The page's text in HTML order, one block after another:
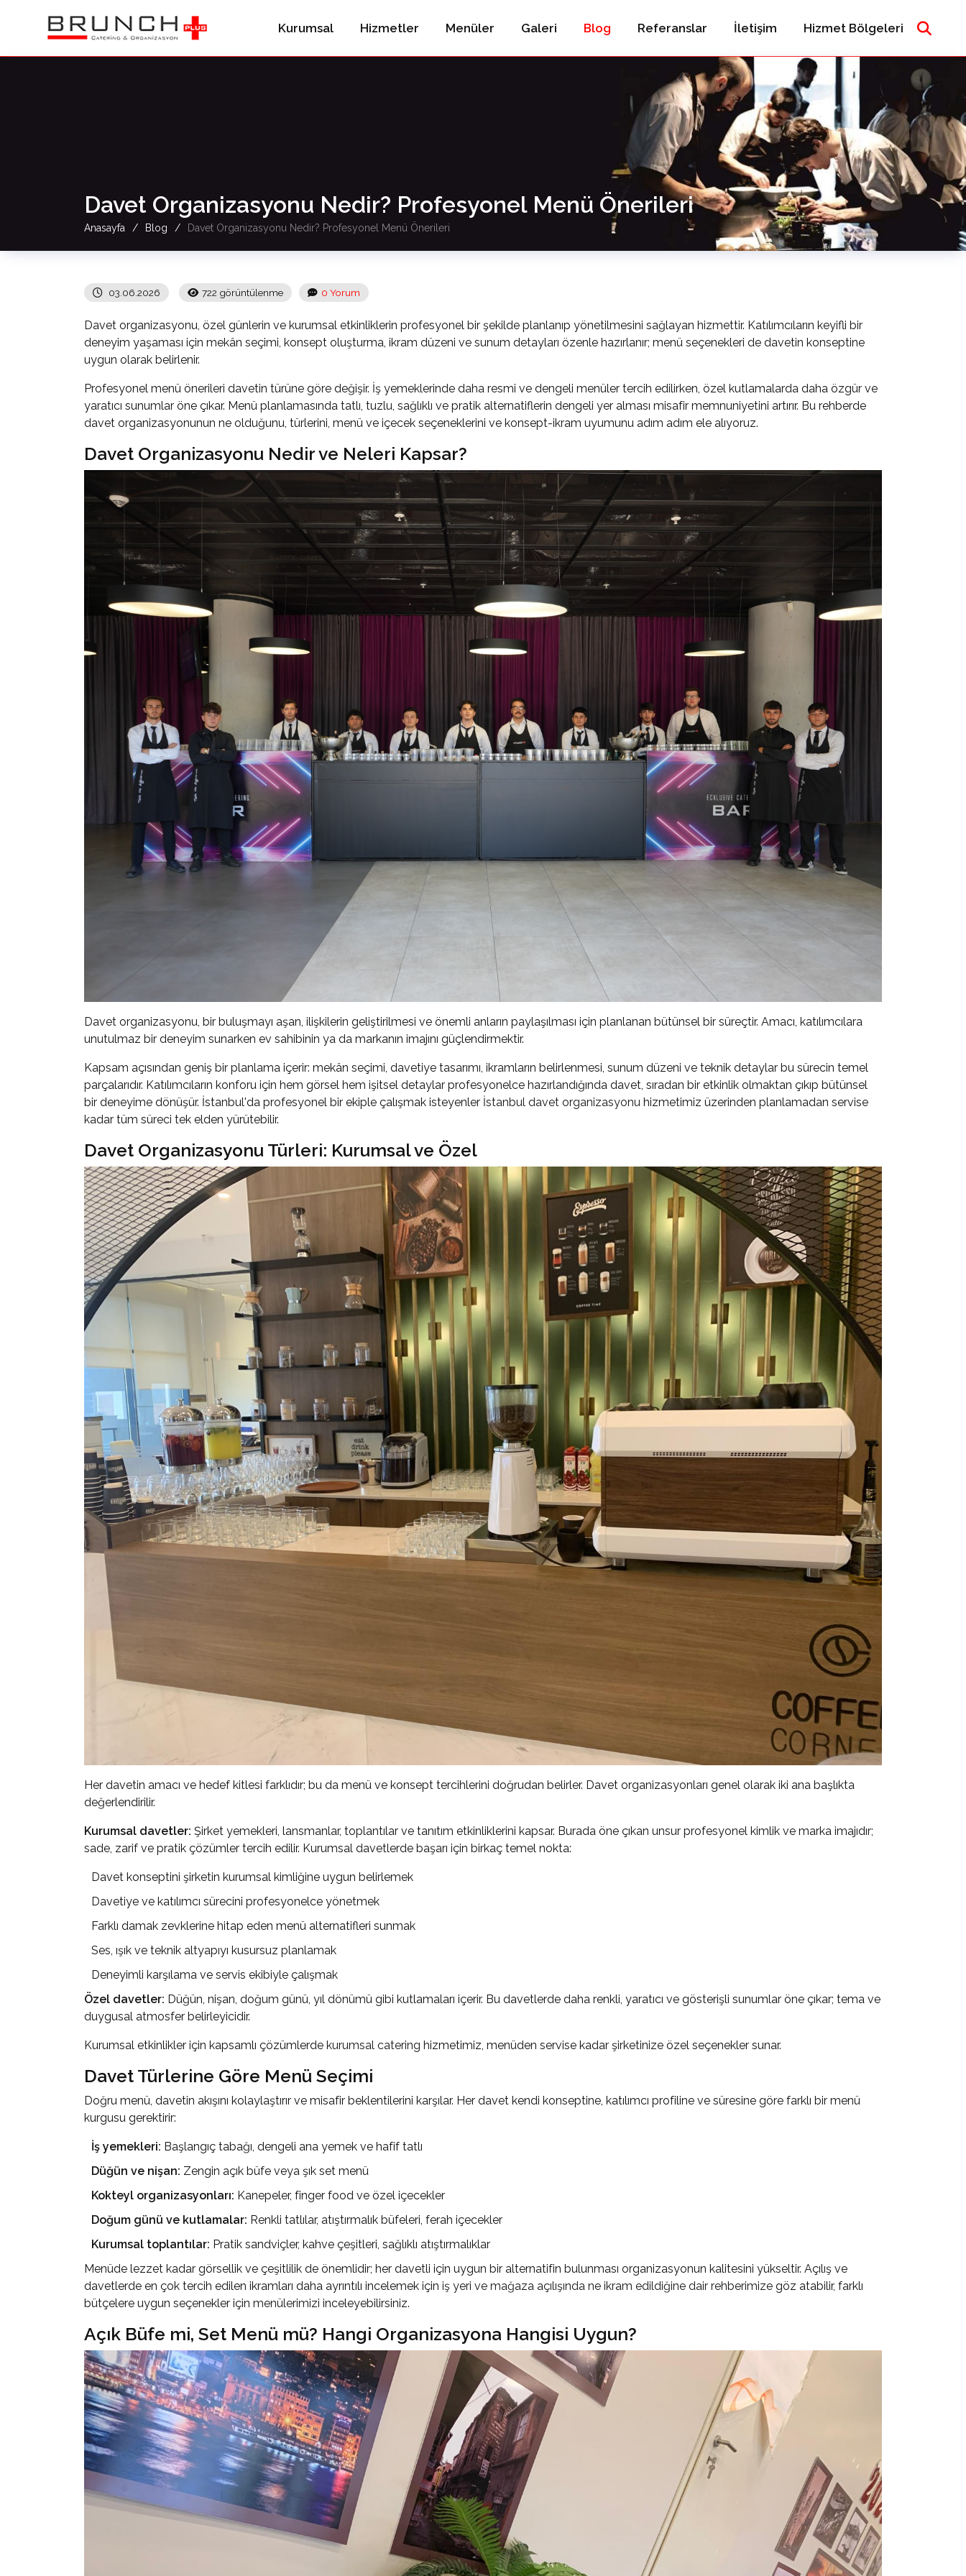
Kurumsal Hizmetler Menüler Galeri Blog Referanslar İletişim Hizmet Bölgeleri
Davet Organizasyonu Nedir? Profesyonel Menü Önerileri
Anasayfa Blog Davet Organizasyonu Nedir? Profesyonel Menü Önerileri
03.06.2026 722 görüntülenme 0 Yorum
Davet organizasyonu, özel günlerin ve kurumsal etkinliklerin profesyonel bir şekilde planlanıp yönetilmesini sağlayan hizmettir. Katılımcıların keyifli bir
deneyim yaşaması için mekân seçimi, konsept oluşturma, ikram düzeni ve sunum detayları özenle hazırlanır; menü seçenekleri de davetin konseptine
uygun olarak belirlenir.
Profesyonel menü önerileri davetin türüne göre değişir. İş yemeklerinde daha resmi ve dengeli menüler tercih edilirken, özel kutlamalarda daha özgür ve
yaratıcı sunumlar öne çıkar. Menü planlamasında tatlı, tuzlu, sağlıklı ve pratik alternatiflerin dengeli yer alması misafir memnuniyetini artırır. Bu rehberde
davet organizasyonunun ne olduğunu, türlerini, menü ve içecek seçeneklerini ve konsept-ikram uyumunu adım adım ele alıyoruz.
Davet Organizasyonu Nedir ve Neleri Kapsar?
Davet organizasyonu, bir buluşmayı aşan, ilişkilerin geliştirilmesi ve önemli anların paylaşılması için planlanan bütünsel bir süreçtir. Amacı, katılımcılara
unutulmaz bir deneyim sunarken ev sahibinin ya da markanın imajını güçlendirmektir.
Kapsam açısından geniş bir planlama içerir: mekân seçimi, davetiye tasarımı, ikramların belirlenmesi, sunum düzeni ve teknik detaylar bu sürecin temel
parçalarıdır. Katılımcıların konforu için hem görsel hem işitsel detaylar profesyonelce hazırlandığında davet, sıradan bir etkinlik olmaktan çıkıp bütünsel
bir deneyime dönüşür. İstanbul'da profesyonel bir ekiple çalışmak isteyenler İstanbul davet organizasyonu hizmetimiz üzerinden planlamadan servise
kadar tüm süreci tek elden yürütebilir.
Davet Organizasyonu Türleri: Kurumsal ve Özel
Her davetin amacı ve hedef kitlesi farklıdır; bu da menü ve konsept tercihlerini doğrudan belirler. Davet organizasyonları genel olarak iki ana başlıkta
değerlendirilir.
Kurumsal davetler: Şirket yemekleri, lansmanlar, toplantılar ve tanıtım etkinliklerini kapsar. Burada öne çıkan unsur profesyonel kimlik ve marka imajıdır;
sade, zarif ve pratik çözümler tercih edilir. Kurumsal davetlerde başarı için birkaç temel nokta:
Davet konseptini şirketin kurumsal kimliğine uygun belirlemek
Davetiye ve katılımcı sürecini profesyonelce yönetmek
Farklı damak zevklerine hitap eden menü alternatifleri sunmak
Ses, ışık ve teknik altyapıyı kusursuz planlamak
Deneyimli karşılama ve servis ekibiyle çalışmak
Özel davetler: Düğün, nişan, doğum günü, yıl dönümü gibi kutlamaları içerir. Bu davetlerde daha renkli, yaratıcı ve gösterişli sunumlar öne çıkar; tema ve
duygusal atmosfer belirleyicidir.
Kurumsal etkinlikler için kapsamlı çözümlerde kurumsal catering hizmetimiz, menüden servise kadar şirketinize özel seçenekler sunar.
Davet Türlerine Göre Menü Seçimi
Doğru menü, davetin akışını kolaylaştırır ve misafir beklentilerini karşılar. Her davet kendi konseptine, katılımcı profiline ve süresine göre farklı bir menü
kurgusu gerektirir:
İş yemekleri: Başlangıç tabağı, dengeli ana yemek ve hafif tatlı
Düğün ve nişan: Zengin açık büfe veya şık set menü
Kokteyl organizasyonları: Kanepeler, finger food ve özel içecekler
Doğum günü ve kutlamalar: Renkli tatlılar, atıştırmalık büfeleri, ferah içecekler
Kurumsal toplantılar: Pratik sandviçler, kahve çeşitleri, sağlıklı atıştırmalıklar
Menüde lezzet kadar görsellik ve çeşitlilik de önemlidir; her davetli için uygun bir alternatifin bulunması organizasyonun kalitesini yükseltir. Açılış ve
davetlerde en çok tercih edilen ikramları daha ayrıntılı incelemek için iş yeri ve mağaza açılışında ne ikram edildiğine dair rehberimize göz atabilir, farklı
bütçelere uygun seçenekler için menülerimizi inceleyebilirsiniz.
Açık Büfe mi, Set Menü mü? Hangi Organizasyona Hangisi Uygun?